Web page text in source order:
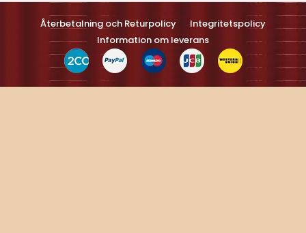
Återbetalning och Returpolicy
Integritetspolicy
Information om leverans
Turns on site high speed to be attractive feller people and search
engines.